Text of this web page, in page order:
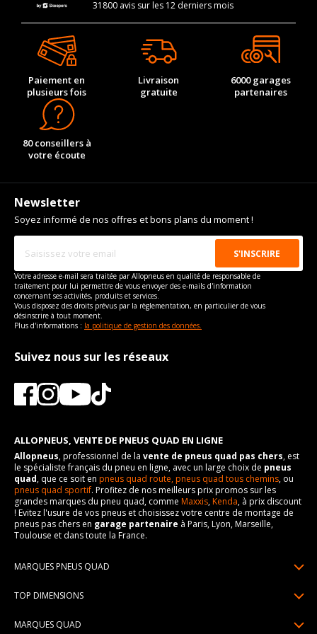
31800 avis sur les 12 derniers mois
Paiement en
plusieurs fois
Livraison
gratuite
6000 garages
partenaires
80 conseillers à
votre écoute
Newsletter
Soyez informé de nos offres et bons plans du moment !
Votre adresse e-mail sera traitée par Allopneus en qualité de responsable de
traitement pour lui permettre de vous envoyer des e-mails d'information
concernant ses activités, produits et services.
Vous disposez des droits prévus par la règlementation, en particulier de vous
désinscrire à tout moment.
Plus d'informations : la politique de gestion des données.
Suivez nous sur les réseaux
ALLOPNEUS, VENTE DE PNEUS QUAD EN LIGNE
Allopneus, professionnel de la vente de pneus quad pas chers, est
le spécialiste français du pneu en ligne, avec un large choix de pneus
quad, que ce soit en pneus quad route,pneus quad tous chemins, ou
pneus quad sportif. Profitez de nos meilleurs prix promos sur les
grandes marques du pneu quad, comme Maxxis,Kenda, à prix discount
! Evitez l'usure de vos pneus et choisissez votre centre de montage de
pneus pas chers en garage partenaire à Paris, Lyon, Marseille,
Toulouse et dans toute la France.
MARQUES PNEUS QUAD
Pneus BKT
TOP DIMENSIONS
MARQUES QUAD